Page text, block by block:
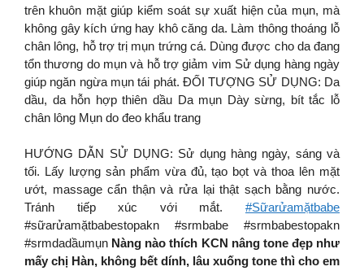
trên khuôn mặt giúp kiểm soát sự xuất hiện của mụn, mà
không gây kích ứng hay khô căng da. Làm thông thoáng lỗ
chân lông, hỗ trợ trị mụn trứng cá. Dùng được cho da đang
tổn thương do mụn và hỗ trợ giảm vim Sử dụng hàng ngày
giúp ngăn ngừa mụn tái phát. ĐỐI TƯỢNG SỬ DỤNG: Da
dầu, da hỗn hợp thiên dầu Da mụn Dày sừng, bít tắc lỗ
chân lông Mụn do đeo khẩu trang
HƯỚNG DẪN SỬ DỤNG: Sử dụng hàng ngày, sáng và
tối. Lấy lượng sản phẩm vừa đủ, tạo bọt và thoa lên mặt
ướt, massage cẩn thận và rửa lại thật sạch bằng nước.
Tránh tiếp xúc với mắt. #Sữarửamặtbabe
#sữarửamặtbabestopakn #srmbabe #srmbabestopakn
#srmdadầumụn Nàng nào thích KCN nâng tone đẹp như
mấy chị Hàn, không bết dính, lâu xuống tone thì cho em